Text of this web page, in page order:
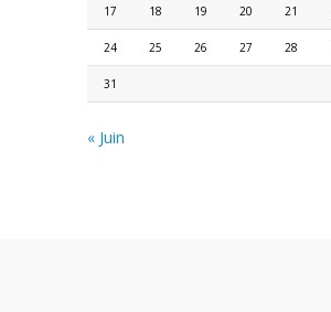
17 18 19 20 21
24 25 26 27 28
31
« Juin